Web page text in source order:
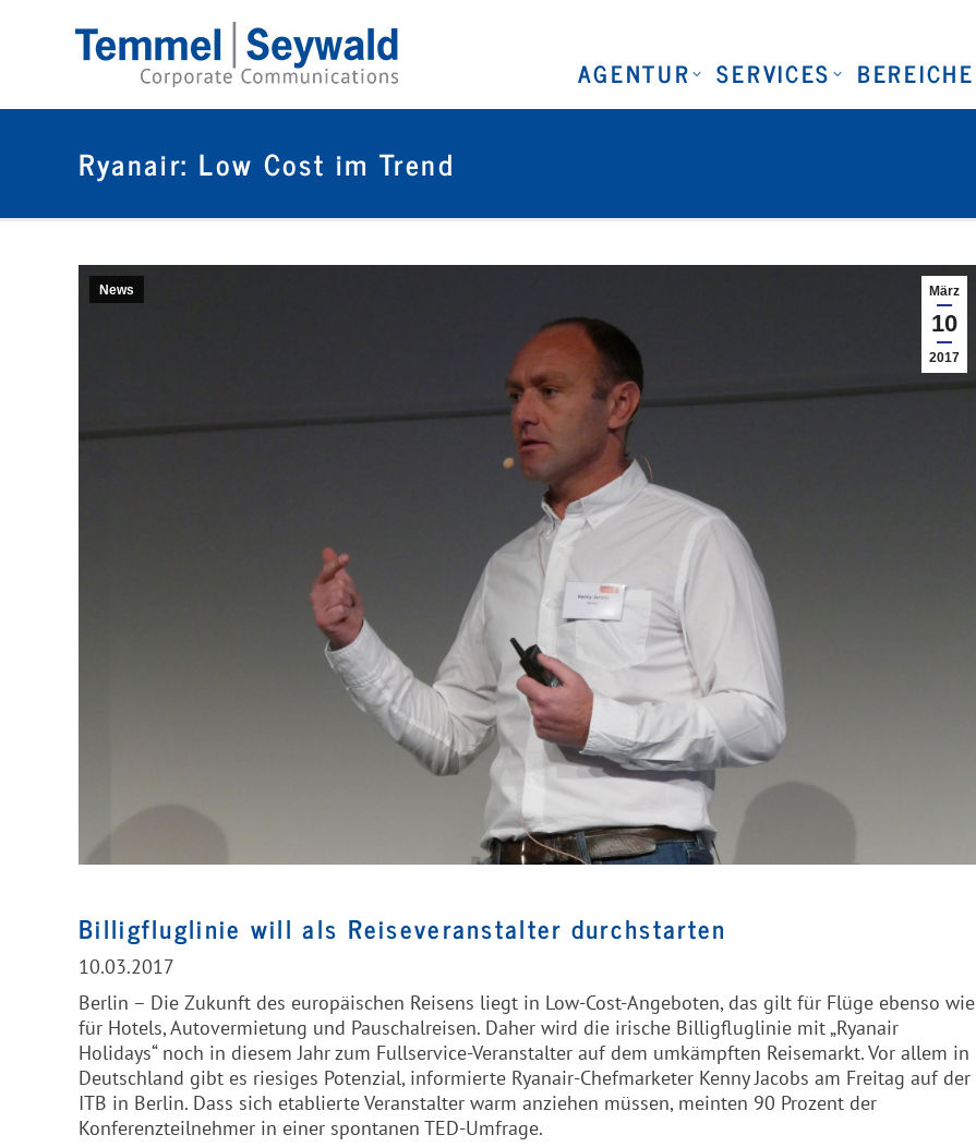
AGENTUR SERVICES BEREICHE
Ryanair: Low Cost im Trend
März
10
2017
News
Billigfluglinie will als Reiseveranstalter durchstarten
10.03.2017
Berlin – Die Zukunft des europäischen Reisens liegt in Low-Cost-Angeboten, das gilt für Flüge ebenso wie
für Hotels, Autovermietung und Pauschalreisen. Daher wird die irische Billigfluglinie mit „Ryanair
Holidays“ noch in diesem Jahr zum Fullservice-Veranstalter auf dem umkämpften Reisemarkt. Vor allem in
Deutschland gibt es riesiges Potenzial, informierte Ryanair-Chefmarketer Kenny Jacobs am Freitag auf der
ITB in Berlin. Dass sich etablierte Veranstalter warm anziehen müssen, meinten 90 Prozent der
Konferenzteilnehmer in einer spontanen TED-Umfrage.